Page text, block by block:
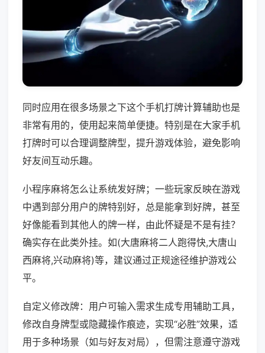
同时应用在很多场景之下这个手机打牌计算辅助也是
非常有用的，使用起来简单便捷。特别是在大家手机
打牌时可以合理调整牌型，提升游戏体验，避免影响
好友间互动乐趣。
小程序麻将怎么让系统发好牌；一些玩家反映在游戏
中遇到部分用户的牌特别好，总是能拿到好牌，甚至
好像能看到其他人的牌一样，由此怀疑是不是有挂？
确实存在此类外挂。如(大唐麻将二人跑得快,大唐山
西麻将,兴动麻将)等，建议通过正规途径维护游戏公
平。
自定义修改牌：用户可输入需求生成专用辅助工具，
修改自身牌型或隐藏操作痕迹，实现“必胜”效果，适
用于多种场景（如与好友对局），但需注意遵守游戏